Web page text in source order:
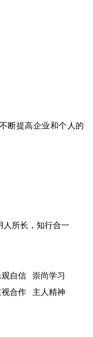
断提高企业和个人的
人所长，知行合一
自信 崇尚学习
合作 主人精神